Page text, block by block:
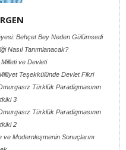
Behçet Bey Neden Gülümsedi
Nasıl Tanımlanacak?
ve Devleti
Teşekkülünde Devlet Fikri
Türklük Paradigmasının
3
Türklük Paradigmasının
2
Modernleşmenin Sonuçlarını